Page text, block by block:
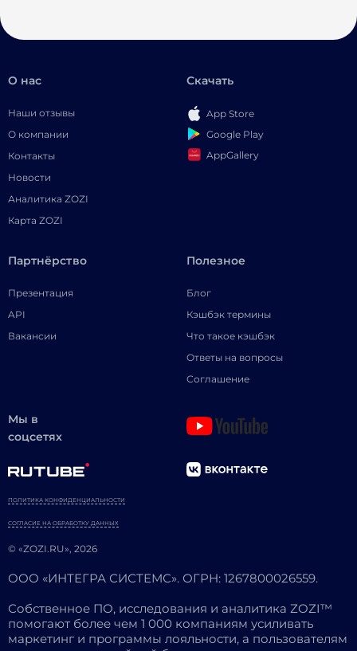
О нас
Наши отзывы
О компании
Контакты
Новости
Аналитика ZOZI
Карта ZOZI
Скачать
App Store
Google Play
AppGallery
Партнёрство
Презентация
API
Вакансии
Полезное
Блог
Кэшбэк термины
Что такое кэшбэк
Ответы на вопросы
Соглашение
Мы в
соцсетях
© «ZOZI.RU», 2026
ПОЛИТИКА КОНФИДЕНЦИАЛЬНОСТИ
СОГЛАСИЕ НА ОБРАБОТКУ ДАННЫХ
ООО «ИНТЕГРА СИСТЕМС». ОГРН: 1267800026559.
Собственное ПО, исследования и аналитика ZOZI™
помогают более чем 1 000 компаниям усиливать
маркетинг и программы лояльности, а пользователям